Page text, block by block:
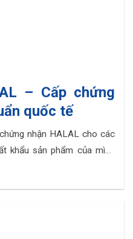
– Cấp chứng
quốc tế
nhận HALAL cho các
khẩu sản phẩm của mình
NÊN LỰA CHỌN DỊCH
được công nhận Tối ưu